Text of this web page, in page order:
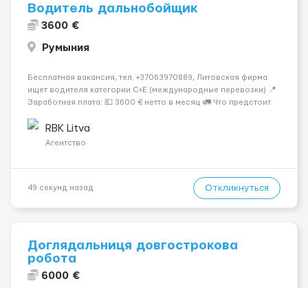
Водитель дальнобойщик
3600 €
Румыния
Бесплатная вакансия, тел. +37063970889, Литовская фирма
ищет водителя категории C+E (международные перевозки) 📍
Заработная плата: 💶 3600 € нетто в месяц 🚛 Что предстоит
рефрижераторах. В среднем 400–500 км в день. Погрузки и
разгрузки...
RBK Litva
Агентство
49 секунд назад Откликнуться
Доглядальниця довгострокова
робота
6000 €